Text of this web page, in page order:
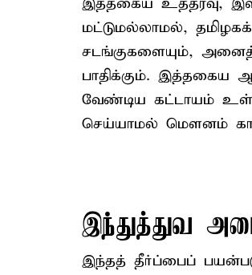
மட்டுமல்லாமல்,
சடங்குகளையும்,
பாதிக்கும். இத்தகைய
வேண்டிய கட்டாயம்
செய்யாமல் மௌனம்
இந்துத்துவ
இந்தத் தீர்ப்பைப்